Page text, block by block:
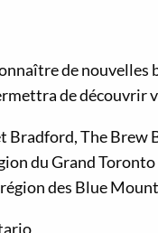
de nouvelles
de découvrir
Bradford, The Brew
du Grand
des Blue